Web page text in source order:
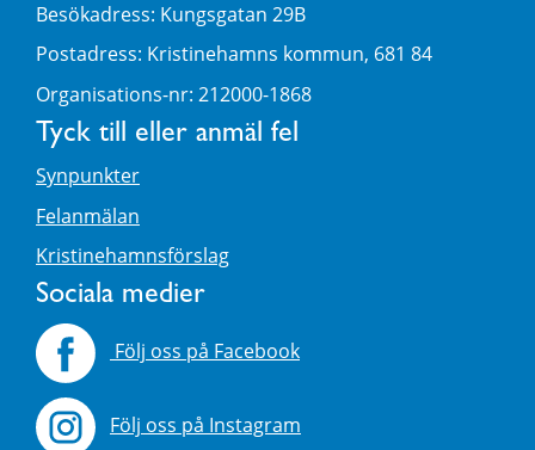
Besökadress: Kungsgatan 29B
Postadress: Kristinehamns kommun, 681 84
Organisations-nr: 212000-1868
Tyck till eller anmäl fel
Synpunkter
Felanmälan
Kristinehamnsförslag
Sociala medier
Följ oss på Facebook
Följ oss på Instagram